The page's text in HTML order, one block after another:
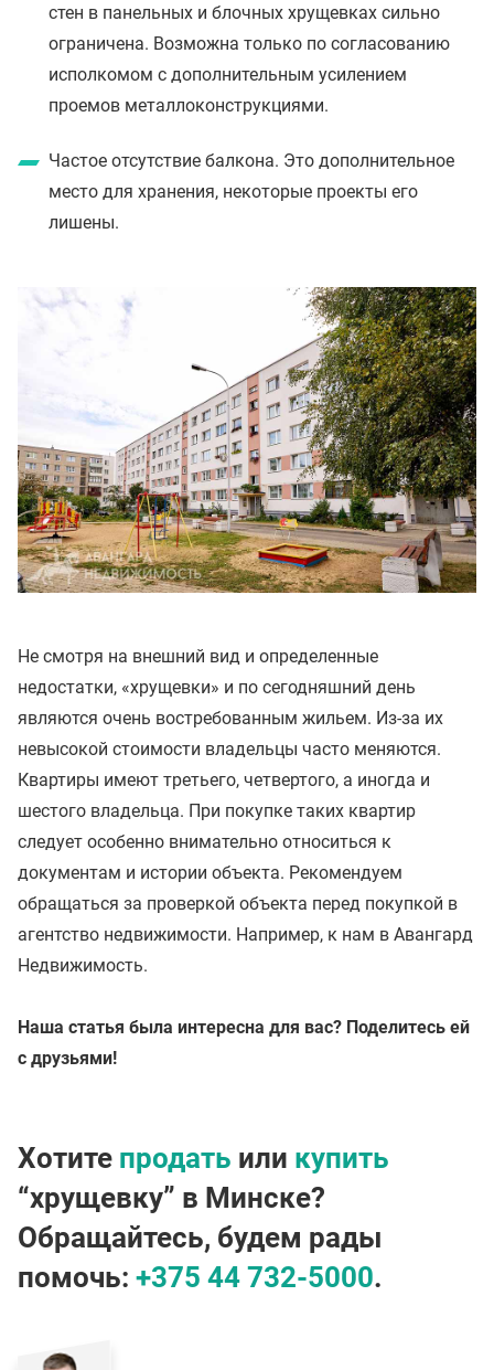
стен в панельных и блочных хрущевках сильно
ограничена. Возможна только по согласованию
исполкомом с дополнительным усилением
проемов металлоконструкциями.
Частое отсутствие балкона. Это дополнительное
место для хранения, некоторые проекты его
лишены.
Не смотря на внешний вид и определенные
недостатки, «хрущевки» и по сегодняшний день
являются очень востребованным жильем. Из-за их
невысокой стоимости владельцы часто меняются.
Квартиры имеют третьего, четвертого, а иногда и
шестого владельца. При покупке таких квартир
следует особенно внимательно относиться к
документам и истории объекта. Рекомендуем
обращаться за проверкой объекта перед покупкой в
агентство недвижимости. Например, к нам в Авангард
Недвижимость.
Наша статья была интересна для вас? Поделитесь ей
с друзьями!
Хотите продать или купить
“хрущевку” в Минске?
Обращайтесь, будем рады
помочь: +375 44 732-5000.